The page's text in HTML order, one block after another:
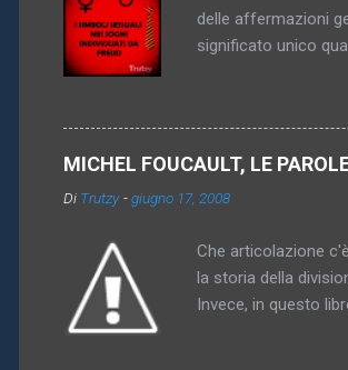
delle affermazioni
significato unico
dei simboli del
particolare i genitali
di oggetti serve ad
rappresentano
l'utero. In tali casi il
MICHEL FOUCAULT, LE
Di Trutzy -giugno 17, 2008
Che articolazione
la storia della
Invece, in questo
possono